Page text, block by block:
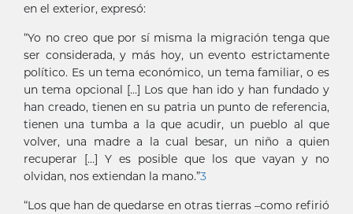
en el exterior, expresó:
“Yo no creo que por sí misma la migración tenga que
ser considerada, y más hoy, un evento estrictamente
político. Es un tema económico, un tema familiar, o es
un tema opcional […] Los que han ido y han fundado y
han creado, tienen en su patria un punto de referencia,
tienen una tumba a la que acudir, un pueblo al que
volver, una madre a la cual besar, un niño a quien
recuperar […] Y es posible que los que vayan y no
olvidan, nos extiendan la mano.”3
“Los que han de quedarse en otras tierras –como refirió